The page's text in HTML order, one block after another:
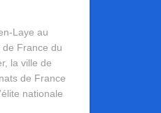
Laye au
France du
la ville de
de France
nationale